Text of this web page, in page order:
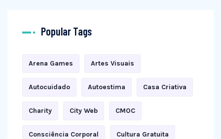
Popular Tags
Arena Games Artes Visuais
Autocuidado Autoestima Casa Criativa
Charity City Web CMOC
Consciência Corporal Cultura Gratuita